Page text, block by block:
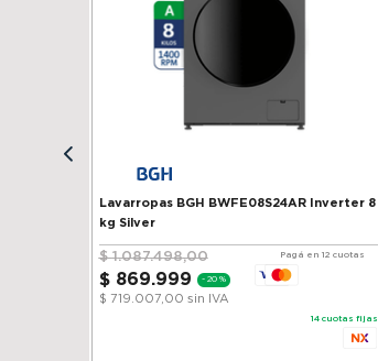
Lavarropas BGH BWFE08S24AR Inverter 8
kg Silver
$ 1.087.498,00
$ 869.999 - 20 %
$ 719.007,00 sin IVA
Pagá en 12 cuotas
14 cuotas fijas